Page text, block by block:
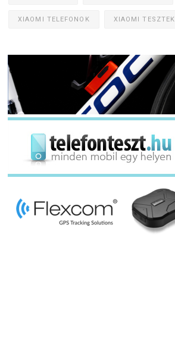
XIAOMI TELEFONOK XIAOMI TESZTEK